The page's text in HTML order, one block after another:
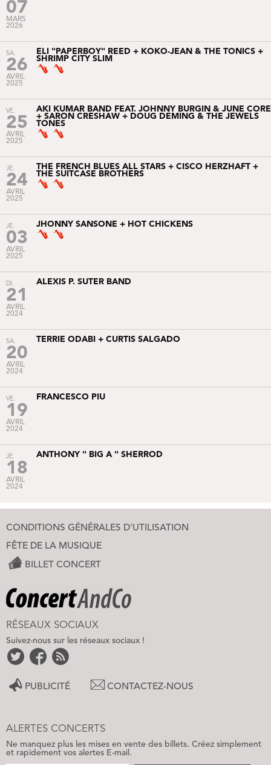
07
MARS
2026
SA.
26
AVRIL
2025
ELI "PAPERBOY" REED + KOKO-JEAN & THE TONICS +
SHRIMP CITY SLIM
VE.
25
AVRIL
2025
AKI KUMAR BAND FEAT. JOHNNY BURGIN & JUNE CORE
+ SARON CRESHAW + DOUG DEMING & THE JEWELS
TONES
JE.
24
AVRIL
2025
THE FRENCH BLUES ALL STARS + CISCO HERZHAFT +
THE SUITCASE BROTHERS
JE.
03
AVRIL
2025
JHONNY SANSONE + HOT CHICKENS
DI.
21
AVRIL
2024
ALEXIS P. SUTER BAND
SA.
20
AVRIL
2024
TERRIE ODABI + CURTIS SALGADO
VE.
19
AVRIL
2024
FRANCESCO PIU
JE.
18
AVRIL
2024
ANTHONY " BIG A " SHERROD
CONDITIONS GÉNÉRALES D'UTILISATION
FÊTE DE LA MUSIQUE
BILLET CONCERT
RÉSEAUX SOCIAUX
Suivez-nous sur les réseaux sociaux !
PUBLICITÉ CONTACTEZ-NOUS
ALERTES CONCERTS
Ne manquez plus les mises en vente des billets. Créez simplement
et rapidement vos alertes E-mail.